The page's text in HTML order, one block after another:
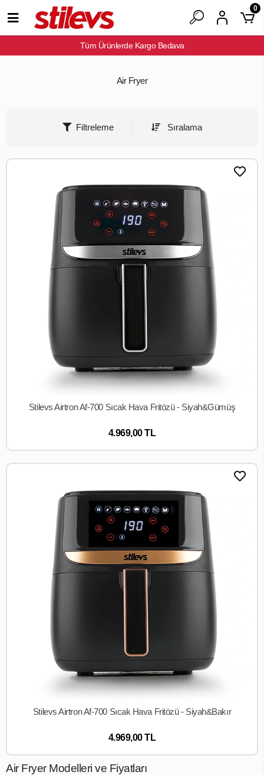
Tüm Ürünlerde Kargo Bedava
0
Air Fryer
Filtreleme Sıralama
Stilevs Airtron Af-700 Sıcak Hava Fritözü - Siyah&Gümüş
4.969,00 TL
Stilevs Airtron Af-700 Sıcak Hava Fritözü - Siyah&Bakır
4.969,00 TL
Air Fryer Modelleri ve Fiyatları